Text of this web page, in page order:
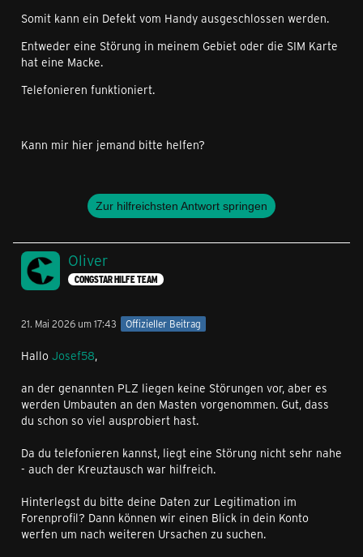
Somit kann ein Defekt vom Handy ausgeschlossen werden.
Entweder eine Störung in meinem Gebiet oder die SIM Karte
hat eine Macke.
Telefonieren funktioniert.
Kann mir hier jemand bitte helfen?
Zur hilfreichsten Antwort springen
Oliver
CONGSTAR HILFE TEAM
21. Mai 2026 um 17:43 Offizieller Beitrag
Hallo Josef58,
an der genannten PLZ liegen keine Störungen vor, aber es
werden Umbauten an den Masten vorgenommen. Gut, dass
du schon so viel ausprobiert hast.
Da du telefonieren kannst, liegt eine Störung nicht sehr nahe
- auch der Kreuztausch war hilfreich.
Hinterlegst du bitte deine Daten zur Legitimation im
Forenprofil? Dann können wir einen Blick in dein Konto
werfen um nach weiteren Ursachen zu suchen.